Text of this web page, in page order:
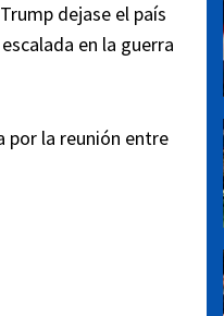
dejase el país
en la guerra
por la reunión entre